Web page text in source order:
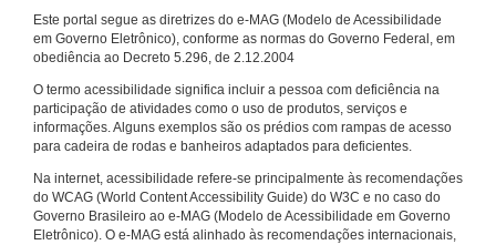
Este portal segue as diretrizes do e-MAG (Modelo de Acessibilidade
em Governo Eletrônico), conforme as normas do Governo Federal, em
obediência ao Decreto 5.296, de 2.12.2004
O termo acessibilidade significa incluir a pessoa com deficiência na
participação de atividades como o uso de produtos, serviços e
informações. Alguns exemplos são os prédios com rampas de acesso
para cadeira de rodas e banheiros adaptados para deficientes.
Na internet, acessibilidade refere-se principalmente às recomendações
do WCAG (World Content Accessibility Guide) do W3C e no caso do
Governo Brasileiro ao e-MAG (Modelo de Acessibilidade em Governo
Eletrônico). O e-MAG está alinhado às recomendações internacionais,